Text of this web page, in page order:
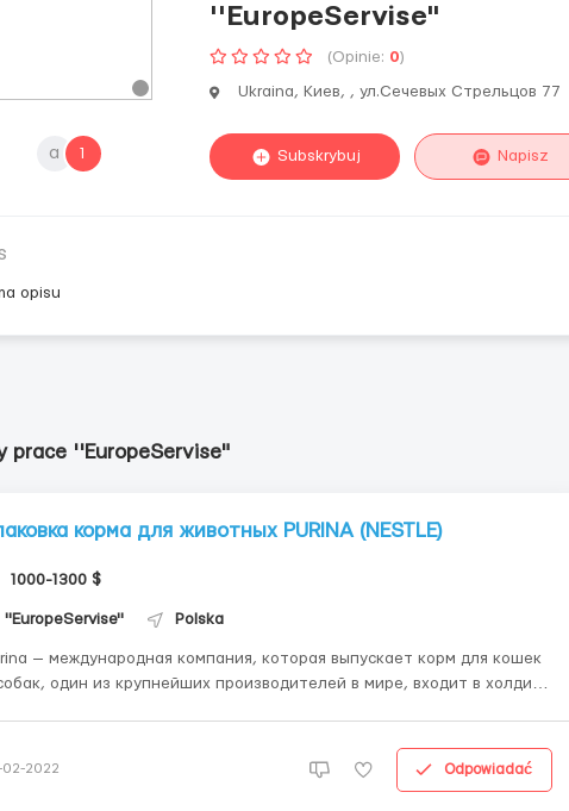
a 1
''EuropeServise"
(Opinie: 0)
Ukraina, Киев, , ул.Сечевых Стрельцов 77
Subskrybuj Napisz
opisu
prace ''EuropeServise"
корма для животных PURINA (NESTLE)
1000-1300 $
''EuropeServise" Polska
— международная компания, которая выпускает корм для кошек
один из крупнейших производителей в мире, входит в холдинг
02-2022 Odpowiadać